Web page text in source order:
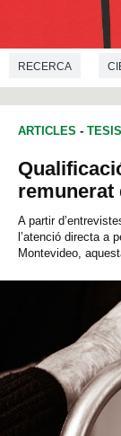
RECERCA
ARTICLES - TESIS
remunerat
A partir
l’atenció directa a
Montevideo,